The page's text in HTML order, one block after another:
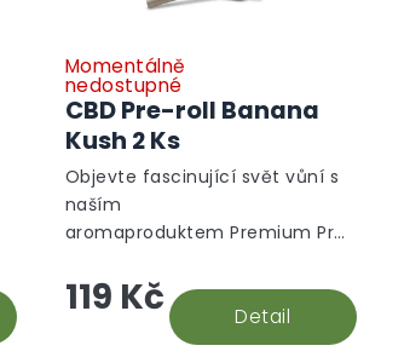
CBD Pre-roll Banana
Kush 2 Ks
Momentálně
nedostupné
119 Kč Detail
Objevte fascinující svět vůní s
naším
aromaproduktem Premium Pre-
produkt je vytvořen z vysoce
kvalitních CBD květů odrůdy
Banana Kush,...